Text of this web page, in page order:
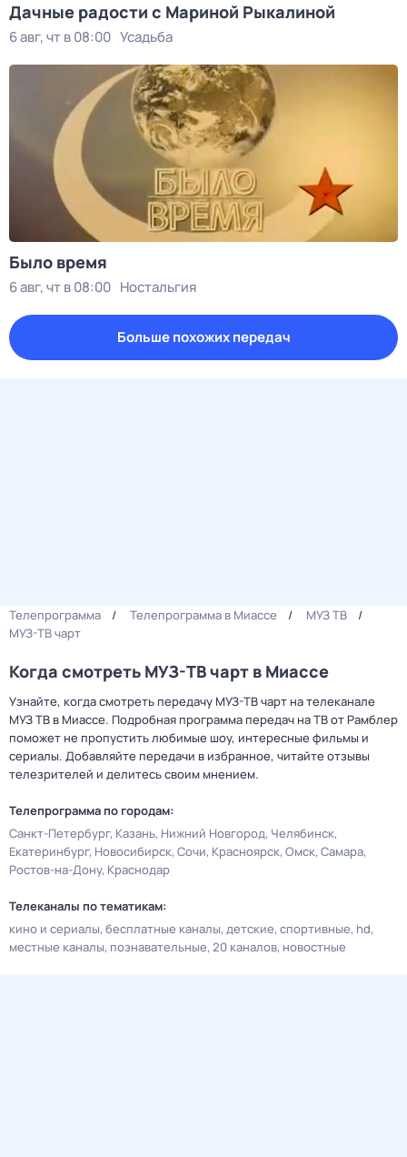
Дачные радости с Мариной Рыкалиной
6 авг, чт в 08:00 Усадьба
Было время
6 авг, чт в 08:00 Ностальгия
Больше похожих передач
Телепрограмма Телепрограмма в Миассе
МУЗ ТВ
МУЗ-ТВ чарт
Когда смотреть МУЗ-ТВ чарт в Миассе
Узнайте, когда смотреть передачу МУЗ-ТВ чарт на телеканале
МУЗ ТВ в Миассе. Подробная программа передач на ТВ от Рамблер
поможет не пропустить любимые шоу, интересные фильмы и
сериалы. Добавляйте передачи в избранное, читайте отзывы
телезрителей и делитесь своим мнением.
Телепрограмма по городам:
Санкт-Петербург Казань Нижний Новгород Челябинск
Екатеринбург Новосибирск Сочи Красноярск Омск Самара
Ростов-на-Дону Краснодар
Телеканалы по тематикам:
кино и сериалы бесплатные каналы детские спортивные hd
местные каналы познавательные 20 каналов новостные